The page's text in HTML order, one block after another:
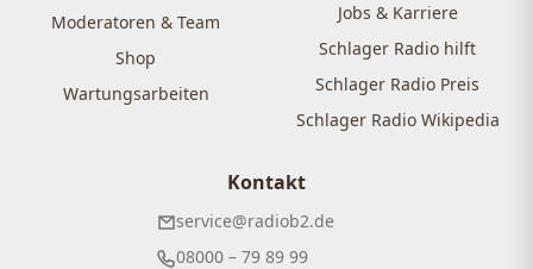
Moderatoren & Team
Shop
Wartungsarbeiten
Jobs & Karriere
Schlager Radio hilft
Schlager Radio Preis
Schlager Radio Wikipedia
Kontakt
service@radiob2.de
08000 – 79 89 99